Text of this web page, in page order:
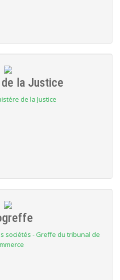
la Justice
de la Justice
sociétés - Greffe du tribunal de